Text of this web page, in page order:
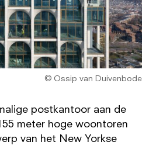
© Ossip van Duivenbode
postkantoor aan de
meter hoge woontoren
van het New Yorkse